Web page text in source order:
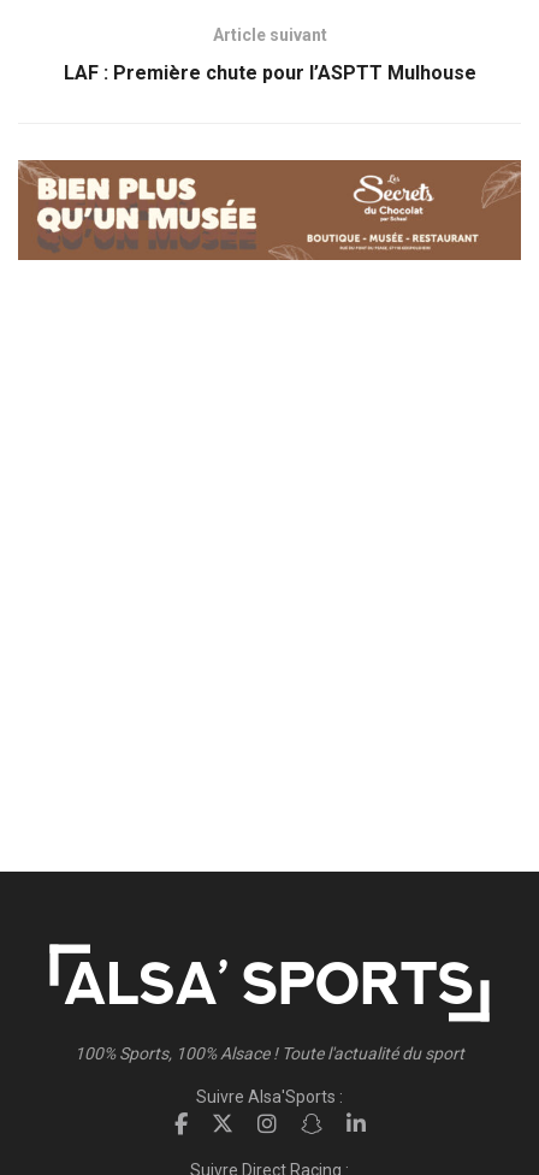
Article suivant
LAF : Première chute pour l’ASPTT Mulhouse
100% Sports, 100% Alsace ! Toute l'actualité du sport
Suivre Alsa'Sports :
Suivre Direct Racing :